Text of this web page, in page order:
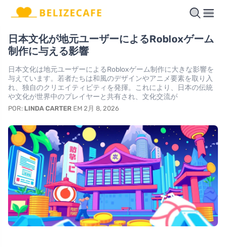
日本文化が地元ユーザーによるRobloxゲーム
制作に与える影響
日本文化は地元ユーザーによるRobloxゲーム制作に大きな影響を
与えています。若者たちは和風のデザインやアニメ要素を取り入
れ、独自のクリエイティビティを発揮。これにより、日本の伝統
や文化が世界中のプレイヤーと共有され、文化交流が
POR: LINDA CARTER EM 2月 8, 2026